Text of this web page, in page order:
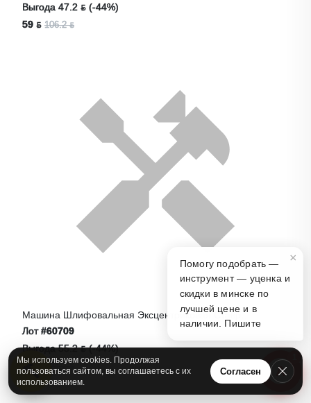
Выгода 47.2 ƃ (-44%)
59 ƃ 106.2 ƃ
Машина Шлифовальная Эксцентриковая Ставр
МШЭА-125/20
Лот#60709
Выгода 55.2 ƃ (-44%)
69 ƃ
124.2 ƃ
Мы используем cookies. Продолжая
пользоваться сайтом, вы соглашаетесь с их
использованием.
Согласен
Помогу подобрать —
инструмент — уценка и
скидки в минске по
лучшей цене и в
наличии. Пишите
×
А